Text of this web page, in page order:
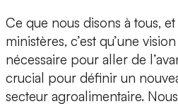
Ce que nous disons à tous,
ministères, c’est qu’une
nécessaire pour aller de
crucial pour définir un
secteur agroalimentaire.